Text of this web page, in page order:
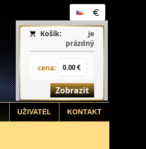
Košík:
je
prázdný
cena: 0.00 €
Zobrazit
UŽIVATEL KONTAKT